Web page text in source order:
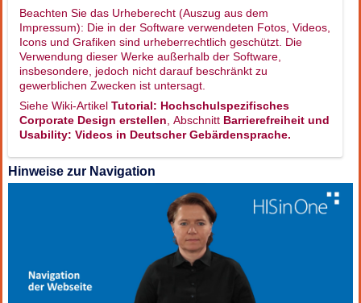
Beachten Sie das Urheberecht (Auszug aus dem
Impressum): Die in der Software verwendeten Fotos, Videos,
Icons und Grafiken sind urheberrechtlich geschützt. Die
Verwendung dieser Werke außerhalb der Software,
insbesondere, jedoch nicht darauf beschränkt zu
gewerblichen Zwecken ist untersagt.
Siehe Wiki-Artikel Tutorial: Hochschulspezifisches
Corporate Design erstellen , Abschnitt Barrierefreiheit und
Usability: Videos in Deutscher Gebärdensprache.
Hinweise zur Navigation